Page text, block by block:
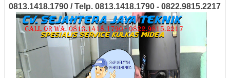
0813.1418.1790 / Telp. 0813.1418.1790 - 0822.9815.2217